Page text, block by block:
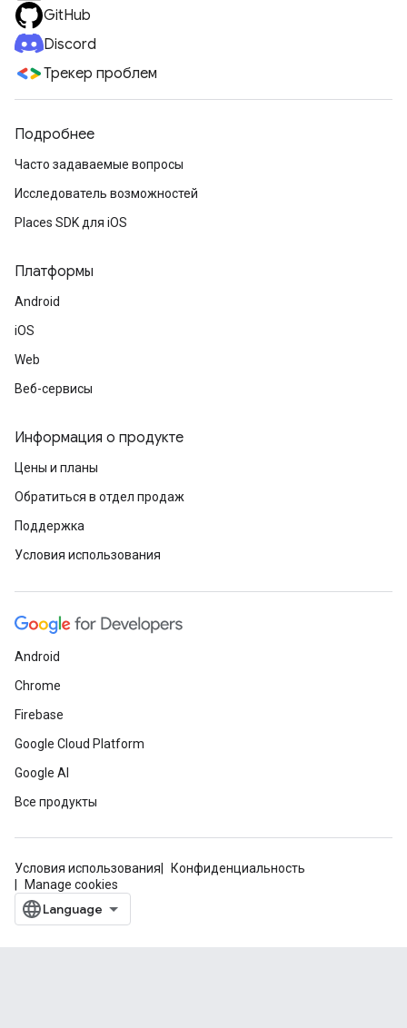
GitHub
Discord
Трекер проблем
Подробнее
Часто задаваемые вопросы
Исследователь возможностей
Places SDK для iOS
Платформы
Android
iOS
Web
Веб-сервисы
Информация о продукте
Цены и планы
Обратиться в отдел продаж
Поддержка
Условия использования
Android
Chrome
Firebase
Google Cloud Platform
Google AI
Все продукты
Условия использования
Конфиденциальность
Manage cookies